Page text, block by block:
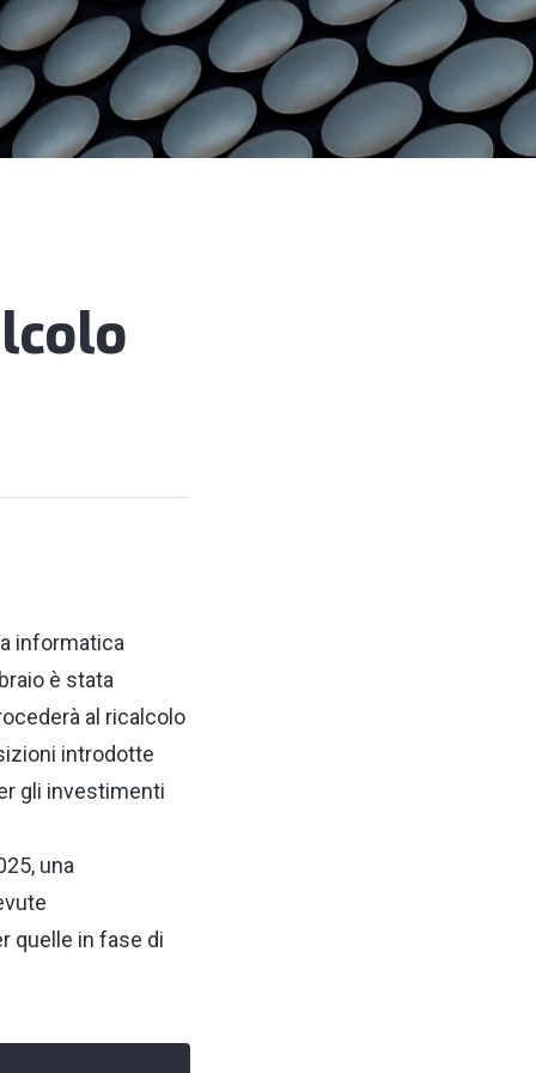
informatica
è stata
al ricalcolo
introdotte
gli investimenti
una
quelle in fase di